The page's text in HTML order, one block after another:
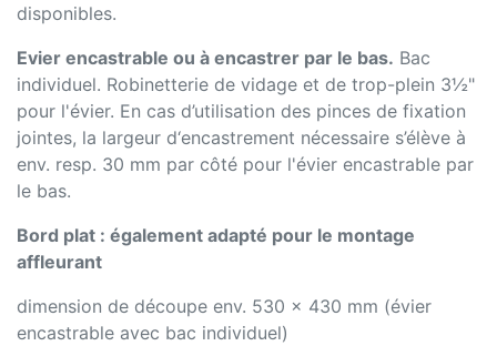
disponibles.
Evier encastrable ou à encastrer par le bas. Bac
individuel. Robinetterie de vidage et de trop-plein 3½"
pour l'évier. En cas d’utilisation des pinces de fixation
jointes, la largeur d‘encastrement nécessaire s’élève à
env. resp. 30 mm par côté pour l'évier encastrable par
le bas.
Bord plat : également adapté pour le montage
affleurant
dimension de découpe env. 530 x 430 mm (évier
encastrable avec bac individuel)